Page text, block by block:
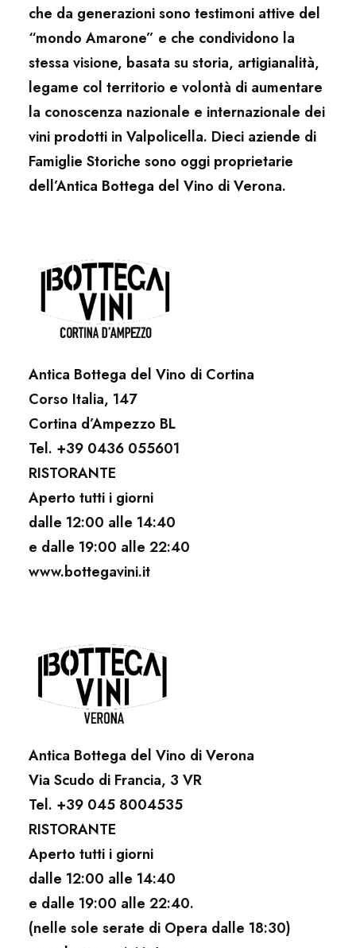
che da generazioni sono testimoni attive del
“mondo Amarone” e che condividono la
stessa visione, basata su storia, artigianalità,
legame col territorio e volontà di aumentare
la conoscenza nazionale e internazionale dei
vini prodotti in Valpolicella. Dieci aziende di
Famiglie Storiche sono oggi proprietarie
dell’Antica Bottega del Vino di Verona.
Antica Bottega del Vino di Cortina
Corso Italia, 147
Cortina d’Ampezzo BL
Tel. +39 0436 055601
RISTORANTE
Aperto tutti i giorni
dalle 12:00 alle 14:40
e dalle 19:00 alle 22:40
www.bottegavini.it
Antica Bottega del Vino di Verona
Via Scudo di Francia, 3 VR
Tel. +39 045 8004535
RISTORANTE
Aperto tutti i giorni
dalle 12:00 alle 14:40
e dalle 19:00 alle 22:40.
(nelle sole serate di Opera dalle 18:30)